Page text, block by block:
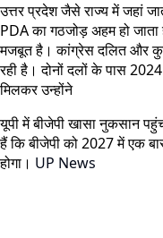
उत्तर प्रदेश जैसे राज्य में जहां
PDA का गठजोड़ अहम हो
मजबूत है। कांग्रेस दलित और
रही है। दोनों दलों के पास
मिलकर उन्होंने
यूपी में बीजेपी खासा नुकसान
हैं कि बीजेपी को 2027 में एक
होगा। UP News